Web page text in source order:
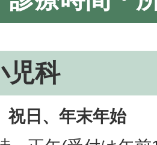
児科
祝日、年末年始